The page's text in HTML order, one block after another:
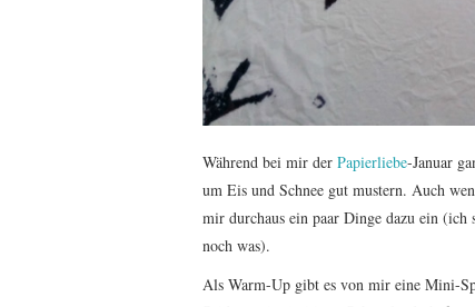
Während bei mir der Papierliebe-Januar
um Eis und Schnee gut mustern. Auch
mir durchaus ein paar Dinge dazu ein (ich
noch was).
Als Warm-Up gibt es von mir eine Mini-